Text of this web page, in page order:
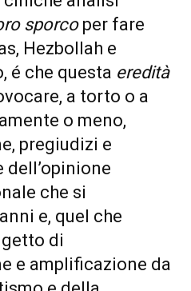
sporcoper fare
Hezbollah e
é che questa eredità
a torto o a
o meno,
pregiudizi e
che si
e, quel che
di
e amplificazione da